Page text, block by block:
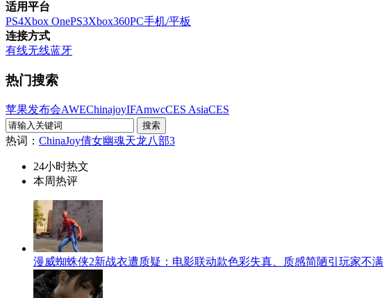
适用平台
PS4Xbox OnePS3Xbox360PC手机/平板
连接方式
有线无线蓝牙
热门搜索
苹果发布会AWEChinajoyIFAmwcCES AsiaCES
热词： ChinaJoy倩女幽魂天龙八部3
24小时热文
本周热评
漫威蜘蛛侠2新战衣遭质疑：电影联动款色彩失真、质感简陋引玩家不满